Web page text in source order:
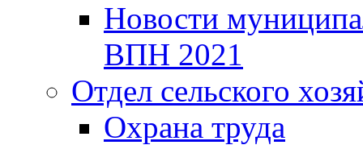
Новости
ВПН 2021
Отдел сельского
Охрана труда